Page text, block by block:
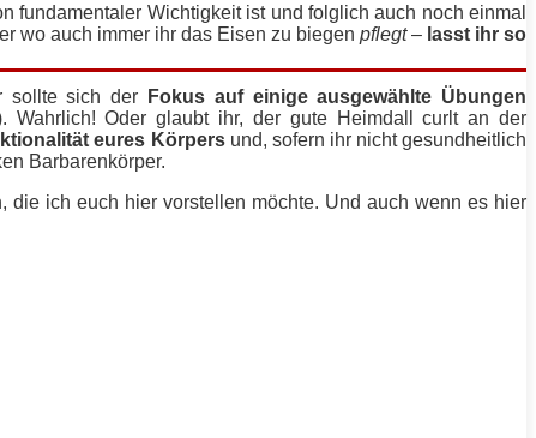
fundamentaler Wichtigkeit ist und folglich auch noch einmal
wo auch immer ihr das Eisen zu biegen pflegt– lasst ihr so
sollte sich der Fokus auf einige ausgewählte Übungen
Wahrlich! Oder glaubt ihr, der gute Heimdall curlt an der
eures Körpersund, sofern ihr nicht gesundheitlich
Barbarenkörper.
die ich euch hier vorstellen möchte. Und auch wenn es hier